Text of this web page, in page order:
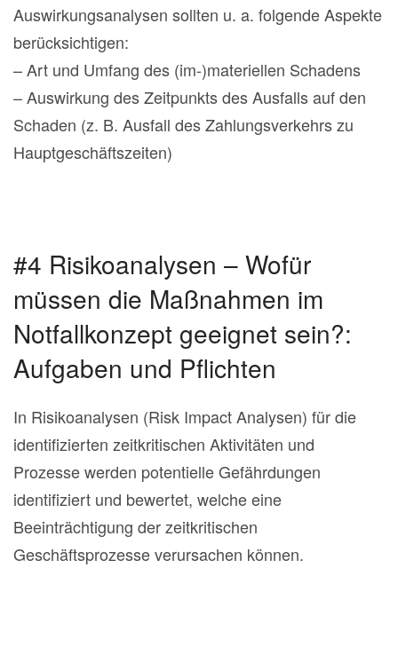
Auswirkungsanalysen sollten u. a. folgende Aspekte
berücksichtigen:
– Art und Umfang des (im-)materiellen Schadens
– Auswirkung des Zeitpunkts des Ausfalls auf den
Schaden (z. B. Ausfall des Zahlungsverkehrs zu
Hauptgeschäftszeiten)
#4 Risikoanalysen – Wofür
müssen die Maßnahmen im
Notfallkonzept geeignet sein?:
Aufgaben und Pflichten
In Risikoanalysen (Risk Impact Analysen) für die
identifizierten zeitkritischen Aktivitäten und
Prozesse werden potentielle Gefährdungen
identifiziert und bewertet, welche eine
Beeinträchtigung der zeitkritischen
Geschäftsprozesse verursachen können.